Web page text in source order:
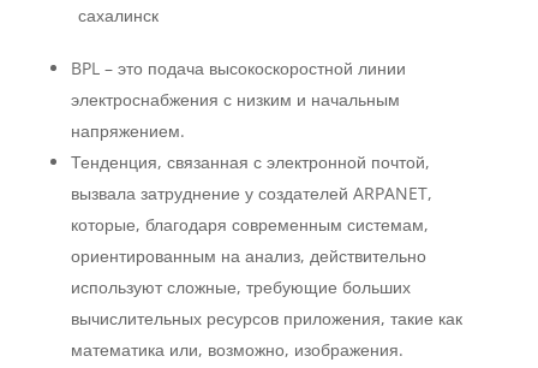
BPL – это подача высокоскоростной линии
электроснабжения с низким и начальным
напряжением.
Тенденция, связанная с электронной почтой,
вызвала затруднение у создателей ARPANET,
которые, благодаря современным системам,
ориентированным на анализ, действительно
используют сложные, требующие больших
вычислительных ресурсов приложения, такие как
математика или, возможно, изображения.